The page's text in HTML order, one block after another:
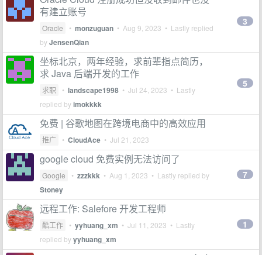
有建立账号
Oracle • monzuguan • Aug 9, 2023 • Lastly replied
byJensenQian
3
坐标北京，两年经验，求前辈指点简历，
求 Java 后端开发的工作
求职 • landscape1998 • Jul 24, 2023 • Lastly
replied byimokkkk
5
免费 | 谷歌地图在跨境电商中的高效应用
推广 • CloudAce • Jul 21, 2023
google cloud 免费实例无法访问了
Google • zzzkkk • Aug 1, 2023 • Lastly replied by
Stoney
7
远程工作: Salefore 开发工程师
酷工作 • yyhuang_xm • Jul 11, 2023 • Lastly
replied byyyhuang_xm
1